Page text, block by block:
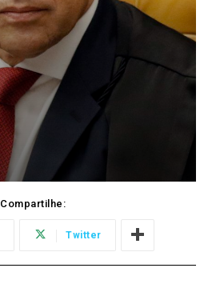
Compartilhe:
Twitter